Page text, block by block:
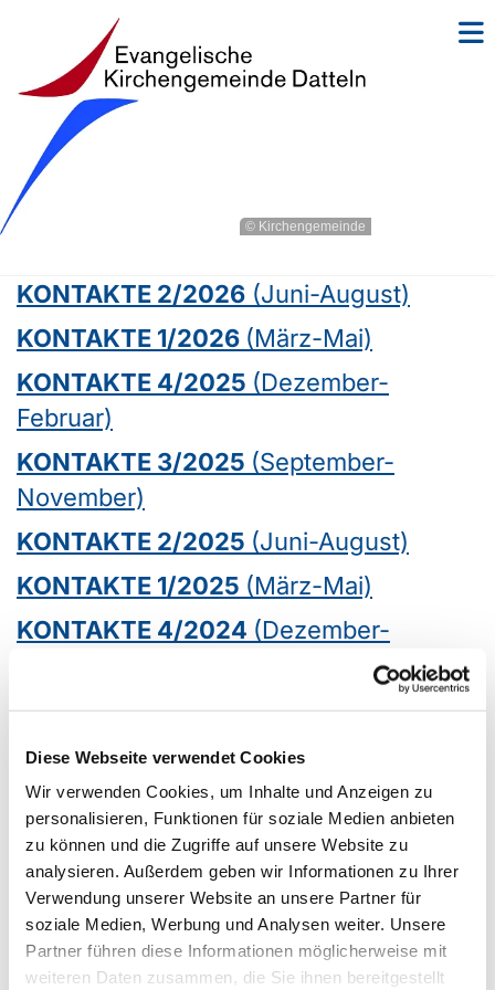
Diese Webseite verwendet Cookies
Wir verwenden Cookies, um Inhalte und Anzeigen zu
personalisieren, Funktionen für soziale Medien anbieten
zu können und die Zugriffe auf unsere Website zu
analysieren. Außerdem geben wir Informationen zu Ihrer
Verwendung unserer Website an unsere Partner für
soziale Medien, Werbung und Analysen weiter. Unsere
Partner führen diese Informationen möglicherweise mit
weiteren Daten zusammen, die Sie ihnen bereitgestellt
© Kirchengemeinde
KONTAKTE 2/2026 (Juni-August)
KONTAKTE 1/2026 (März-Mai)
KONTAKTE 4/2025 (Dezember-
Februar)
KONTAKTE 3/2025 (September-
November)
KONTAKTE 2/2025 (Juni-August)
KONTAKTE 1/2025 (März-Mai)
KONTAKTE 4/2024 (Dezember-
KONTAKTE 3/2024(September-
November)
KONTAKTE 2/2024 (Juni-August)
KONTAKTE 1/2024 (März-Mai)
KONTAKTE 4/2023(Dezember-
Februar)
KONTAKTE 3/2023(September-